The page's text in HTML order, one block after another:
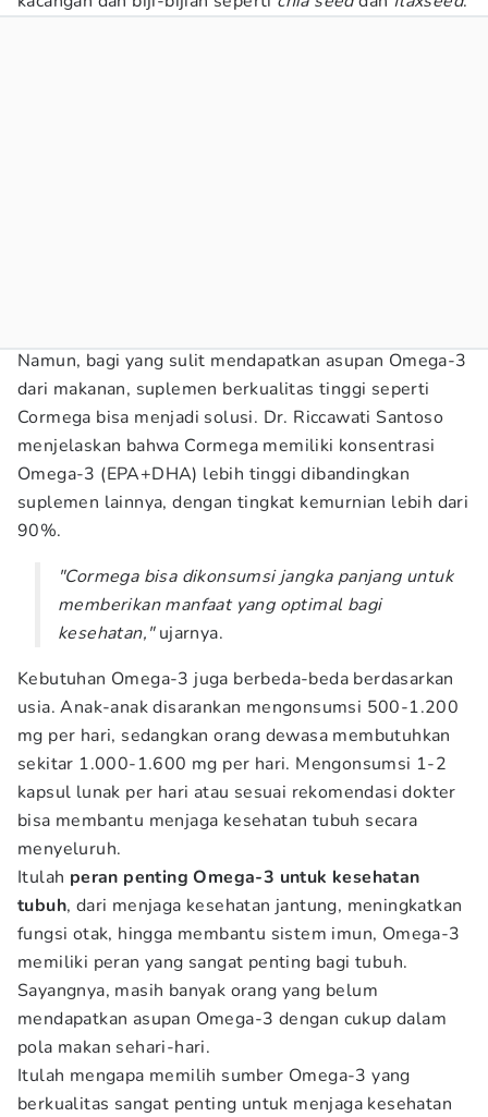
Namun, bagi yang sulit mendapatkan asupan Omega-3
dari makanan, suplemen berkualitas tinggi seperti
Cormega bisa menjadi solusi. Dr. Riccawati Santoso
menjelaskan bahwa Cormega memiliki konsentrasi
Omega-3 (EPA+DHA) lebih tinggi dibandingkan
suplemen lainnya, dengan tingkat kemurnian lebih dari
90%.
"Cormega bisa dikonsumsi jangka panjang untuk
memberikan manfaat yang optimal bagi
kesehatan,"ujarnya.
Kebutuhan Omega-3 juga berbeda-beda berdasarkan
usia. Anak-anak disarankan mengonsumsi 500-1.200
mg per hari, sedangkan orang dewasa membutuhkan
sekitar 1.000-1.600 mg per hari. Mengonsumsi 1-2
kapsul lunak per hari atau sesuai rekomendasi dokter
bisa membantu menjaga kesehatan tubuh secara
menyeluruh.
Itulah peran penting Omega-3 untuk kesehatan
tubuh, dari menjaga kesehatan jantung, meningkatkan
fungsi otak, hingga membantu sistem imun, Omega-3
memiliki peran yang sangat penting bagi tubuh.
Sayangnya, masih banyak orang yang belum
mendapatkan asupan Omega-3 dengan cukup dalam
pola makan sehari-hari.
Itulah mengapa memilih sumber Omega-3 yang
berkualitas sangat penting untuk menjaga kesehatan